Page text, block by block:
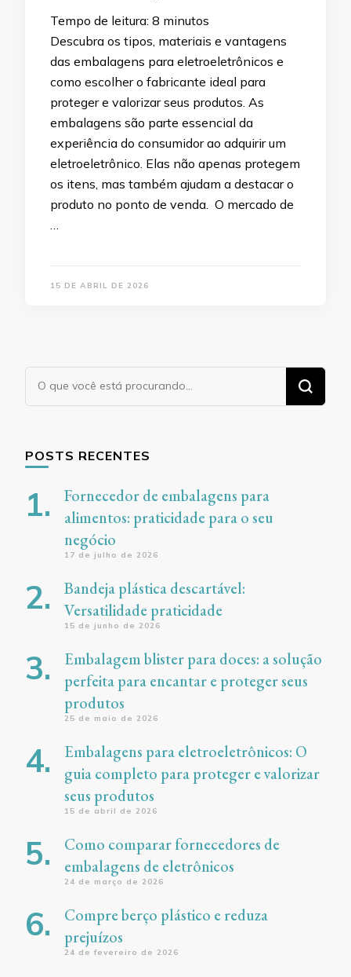
Tempo de leitura: 8 minutos
Descubra os tipos, materiais e vantagens
das embalagens para eletroeletrônicos e
como escolher o fabricante ideal para
proteger e valorizar seus produtos. As
embalagens são parte essencial da
experiência do consumidor ao adquirir um
eletroeletrônico. Elas não apenas protegem
os itens, mas também ajudam a destacar o
produto no ponto de venda. O mercado de
…
15 DE ABRIL DE 2026
Procurando
POSTS RECENTES
Fornecedor de embalagens para
alimentos: praticidade para o seu
negócio
17 de julho de 2026
Bandeja plástica descartável:
Versatilidade praticidade
15 de junho de 2026
Embalagem blister para doces: a solução
perfeita para encantar e proteger seus
produtos
25 de maio de 2026
Embalagens para eletroeletrônicos: O
guia completo para proteger e valorizar
seus produtos
15 de abril de 2026
Como comparar fornecedores de
embalagens de eletrônicos
24 de março de 2026
Compre berço plástico e reduza
prejuízos
24 de fevereiro de 2026